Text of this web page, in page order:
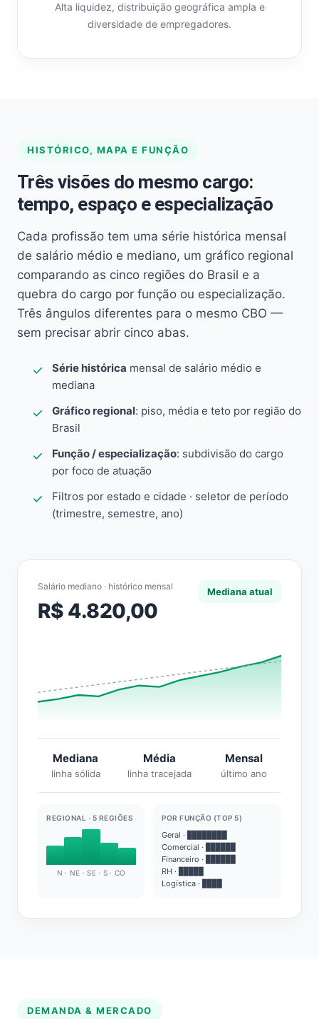
Alta liquidez, distribuição geográfica ampla e
diversidade de empregadores.
HISTÓRICO, MAPA E FUNÇÃO
Três visões do mesmo cargo:
tempo, espaço e especialização
Cada profissão tem uma série histórica mensal
de salário médio e mediano, um gráfico regional
comparando as cinco regiões do Brasil e a
quebra do cargo por função ou especialização.
Três ângulos diferentes para o mesmo CBO —
sem precisar abrir cinco abas.
Série histórica mensal de salário médio e
mediana
Gráfico regional: piso, média e teto por região do
Brasil
Função / especialização: subdivisão do cargo
por foco de atuação
Filtros por estado e cidade · seletor de período
(trimestre, semestre, ano)
Salário mediano · histórico mensal
R$ 4.820,00
Mediana atual
Mediana
linha sólida
Média
linha tracejada
Mensal
último ano
REGIONAL · 5 REGIÕES
N · NE · SE · S · CO
POR FUNÇÃO (TOP 5)
Geral · ████████
Comercial · ██████
Financeiro · ██████
RH · █████
Logística · ████
DEMANDA & MERCADO